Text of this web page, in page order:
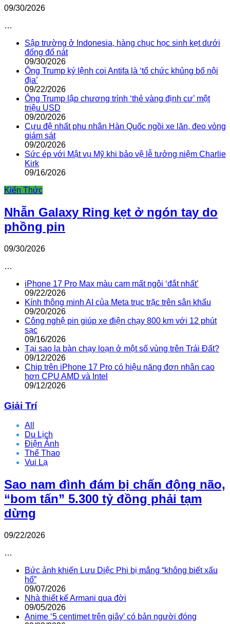
09/30/2026
…
Sập trường ở Indonesia, hàng chục học sinh kẹt dưới
đống đổ nát
09/30/2026
Ông Trump ký lệnh coi Antifa là ‘tổ chức khủng bố nội
địa’
09/22/2026
Ông Trump lập chương trình ‘thẻ vàng định cư’ một
triệu USD
09/20/2026
Cựu đệ nhất phu nhân Hàn Quốc ngồi xe lăn, đeo vòng
giám sát
09/20/2026
Sức ép với Mật vụ Mỹ khi bảo vệ lễ tưởng niệm Charlie
Kirk
09/16/2026
Kiến Thức
Nhẫn Galaxy Ring kẹt ở ngón tay do
phồng pin
09/30/2026
…
iPhone 17 Pro Max màu cam mất ngôi ‘đắt nhất’
09/22/2026
Kính thông minh AI của Meta trục trặc trên sân khấu
09/20/2026
Công nghệ pin giúp xe điện chạy 800 km với 12 phút
sạc
09/16/2026
Tại sao la bàn chạy loạn ở một số vùng trên Trái Đất?
09/12/2026
Chip trên iPhone 17 Pro có hiệu năng đơn nhân cao
hơn CPU AMD và Intel
09/12/2026
Giải Trí
All
Du Lịch
Điện Ảnh
Thể Thao
Vui Lạ
Sao nam đình đám bị chấn động não,
“bom tấn” 5.300 tỷ đồng phải tạm
dừng
09/22/2026
…
Bức ảnh khiến Lưu Diệc Phi bị mắng “không biết xấu
hổ”
09/07/2026
Nhà thiết kế Armani qua đời
09/05/2026
Anime ‘5 centimet trên giây’ có bản người đóng